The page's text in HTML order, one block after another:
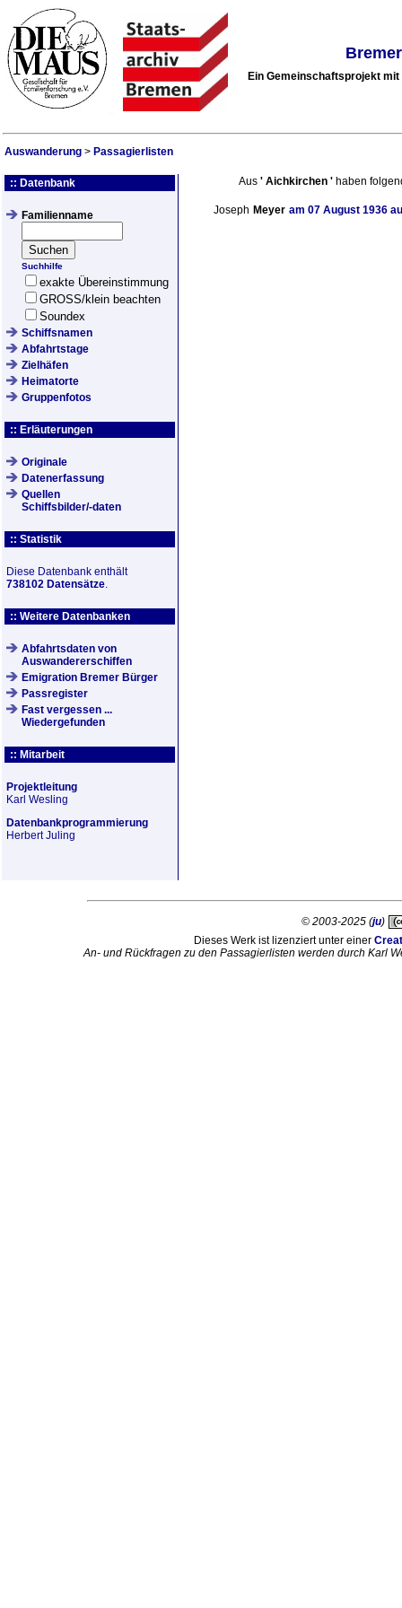
Ein Gemeinschaftsprojekt
Auswanderung > Passagierlisten
:: Datenbank
Familienname
Suchhilfe
exakte Übereinstimmung
GROSS/klein beachten
Soundex
Schiffsnamen
Abfahrtstage
Zielhäfen
Heimatorte
Gruppenfotos
:: Erläuterungen
Originale
Datenerfassung
Quellen
Schiffsbilder/-daten
:: Statistik
Diese Datenbank enthält
738102 Datensätze.
:: Weitere Datenbanken
Abfahrtsdaten von
Auswandererschiffen
Emigration Bremer Bürger
Passregister
Fast vergessen ...
Wiedergefunden
:: Mitarbeit
Projektleitung
Karl Wesling
Datenbankprogrammierung
Herbert Juling
Aus ' Aichkirchen'haben
Joseph Meyer am 07 August 1936
© 2003-2025 (ju)
Dieses Werk ist lizenziert unter einer
An- und Rückfragen zu den Passagierlisten werden durch Karl